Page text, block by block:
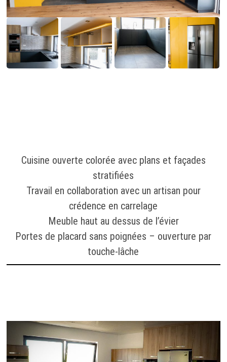
Cuisine ouverte colorée avec plans et façades
stratifiées
Travail en collaboration avec un artisan pour
crédence en carrelage
Meuble haut au dessus de l’évier
Portes de placard sans poignées – ouverture par
touche-lâche